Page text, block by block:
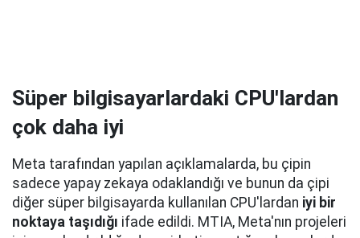
Süper bilgisayarlardaki CPU'lardan
çok daha iyi
Meta tarafından yapılan açıklamalarda, bu çipin
sadece yapay zekaya odaklandığı ve bunun da çipi
diğer süper bilgisayarda kullanılan CPU'lardan iyi bir
noktaya taşıdığı ifade edildi. MTIA, Meta'nın projeleri